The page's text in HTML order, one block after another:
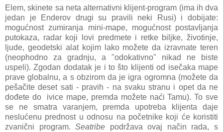
Elem, skinete sa neta alternativni klijent-program (ima ih dva
jedan je Enderov drugi su pravili neki Rusi) i dobijate:
mogućnost zumiranja mini-mape, mogućnost postavljanja
putokaza, radar koji lovi predmete i retke biljke, životinje,
ljude, geodetski alat kojim lako možete da izravnate teren
(neophodno za gradnju, a "odokativno" nikad ne biste
uspeli). Zgodan dodatak je i to što klijenti od isečaka mape
prave globalnu, a s obzirom da je igra ogromna (možete da
pešačite deset sati - pravih - na svaku stranu i opet da ne
dođete do ivice mape, premda možete naći Tamu). To sve
se ne smatra varanjem, premda upotreba klijenta daje
neslućenu prednost u odnosu na početnike koji će koristiti
zvanični program.Seatribe podržava ovaj način rada, s